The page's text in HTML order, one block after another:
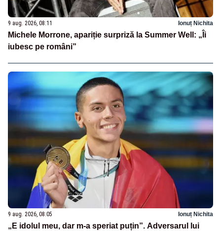
9 aug. 2026, 08:11 Ionuț Nichita
Michele Morrone, apariție surpriză la Summer Well: „Îi
iubesc pe români”
9 aug. 2026, 08:05 Ionuț Nichita
„E idolul meu, dar m-a speriat puțin”. Adversarul lui